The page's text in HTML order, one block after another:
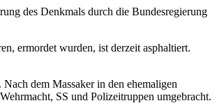
des Denkmals durch die Bundes­re­gierung
ermor­det wurden, ist derzeit asphal­tiert.
dem Massaker in den ehema­ligen
SS und Polizei­truppen umgebracht.